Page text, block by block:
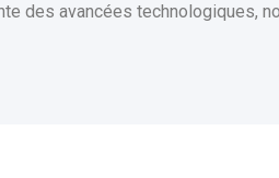
des avancées technologiques,